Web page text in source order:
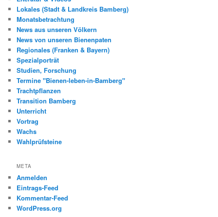
Lokales (Stadt & Landkreis Bamberg)
Monatsbetrachtung
News aus unseren Völkern
News von unseren Bienenpaten
Regionales (Franken & Bayern)
Spezialporträt
Studien, Forschung
Termine "Bienen-leben-in-Bamberg"
Trachtpflanzen
Transition Bamberg
Unterricht
Vortrag
Wachs
Wahlprüfsteine
META
Anmelden
Eintrags-Feed
Kommentar-Feed
WordPress.org